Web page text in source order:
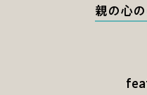
親の心